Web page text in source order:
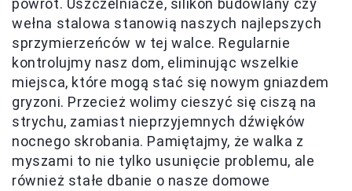
powrót. Uszczelniacze, silikon budowlany czy
wełna stalowa stanowią naszych najlepszych
sprzymierzeńców w tej walce. Regularnie
kontrolujmy nasz dom, eliminując wszelkie
miejsca, które mogą stać się nowym gniazdem
gryzoni. Przecież wolimy cieszyć się ciszą na
strychu, zamiast nieprzyjemnych dźwięków
nocnego skrobania. Pamiętajmy, że walka z
myszami to nie tylko usunięcie problemu, ale
również stałe dbanie o nasze domowe